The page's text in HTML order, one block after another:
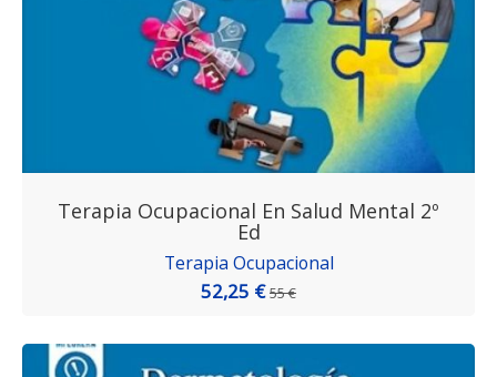
Terapia Ocupacional En Salud Mental 2º
Ed
Terapia Ocupacional
52,25 €55 €